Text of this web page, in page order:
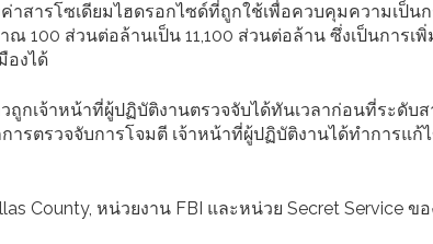
าสารโซเดียมไฮดรอกไซด์ที่ถูกใช้เพื่อควบคุมความเป็
ณ 100 ส่วนต่อล้านเป็น 11,100 ส่วนต่อล้าน ซึ่งเป็นการ
องได้
ถูกเจ้าหน้าที่ผู้ปฏิบัติงานตรวจจับได้ทันเวลาก่อนที่ระดับ
ารตรวจจับการโจมตี เจ้าหน้าที่ผู้ปฏิบัติงานได้ทำการแ
County, หน่วยงาน FBI และหน่วย Secret Service